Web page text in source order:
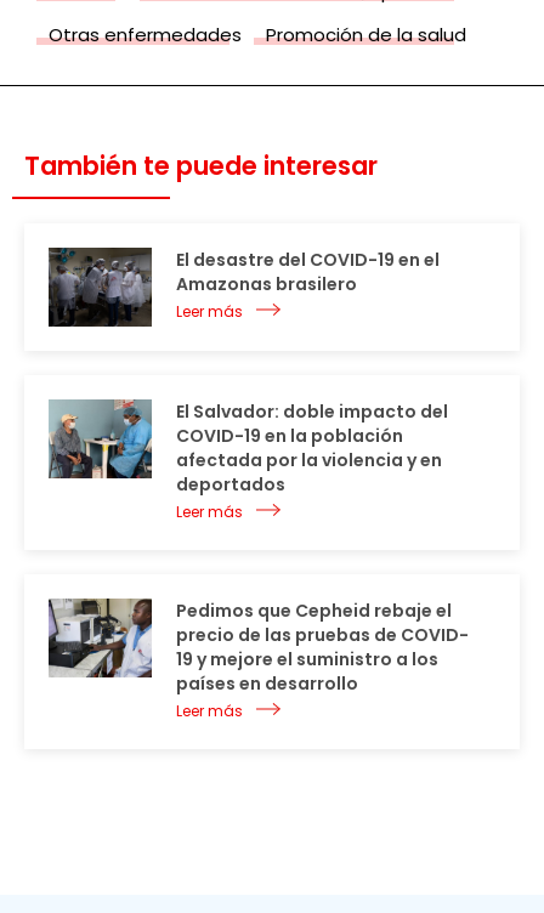
Otras enfermedades
Promoción de la salud
También te puede interesar
El desastre del COVID-19 en el
Amazonas brasilero
Leer más
El Salvador: doble impacto del
COVID-19 en la población
afectada por la violencia y en
deportados
Leer más
Pedimos que Cepheid rebaje el
precio de las pruebas de COVID-
19 y mejore el suministro a los
países en desarrollo
Leer más